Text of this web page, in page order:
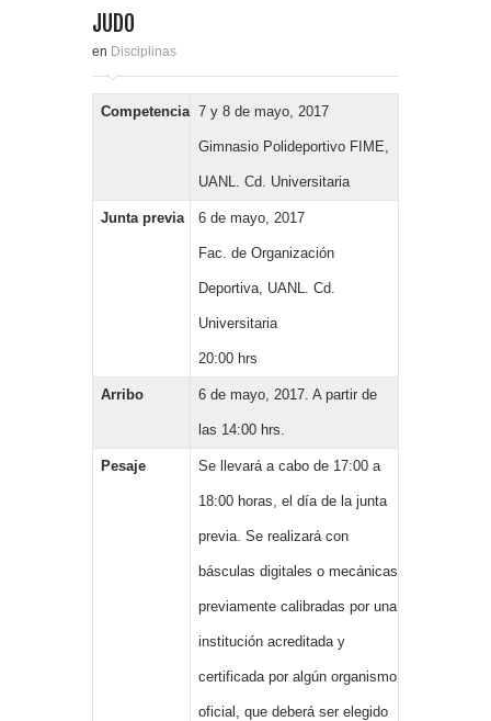
JUDO
en Disciplinas
Competencia 7 y 8 de mayo, 2017
Gimnasio Polideportivo FIME,
UANL. Cd. Universitaria
Junta previa 6 de mayo, 2017
Fac. de Organización
Deportiva, UANL. Cd.
Universitaria
20:00 hrs
Arribo 6 de mayo, 2017. A partir de
las 14:00 hrs.
Pesaje Se llevará a cabo de 17:00 a
18:00 horas, el día de la junta
previa. Se realizará con
básculas digitales o mecánicas
previamente calibradas por una
institución acreditada y
certificada por algún organismo
oficial, que deberá ser elegido